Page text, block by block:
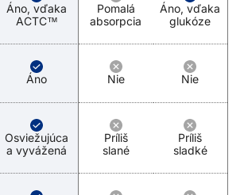
Áno, vďaka
ACTC™
Pomalá
absorpcia
Áno, vďaka
glukóze
Áno Nie Nie
Osviežujúca
a vyvážená
Príliš
slané
Príliš
sladké